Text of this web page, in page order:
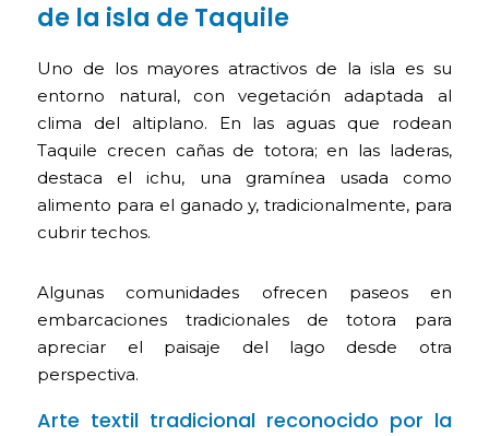
de la isla de Taquile
Uno de los mayores atractivos de la isla es su
entorno natural, con vegetación adaptada al
clima del altiplano. En las aguas que rodean
Taquile crecen cañas de totora; en las laderas,
destaca el ichu, una gramínea usada como
alimento para el ganado y, tradicionalmente, para
cubrir techos.
Algunas comunidades ofrecen paseos en
embarcaciones tradicionales de totora para
apreciar el paisaje del lago desde otra
perspectiva.
Arte textil tradicional reconocido por la